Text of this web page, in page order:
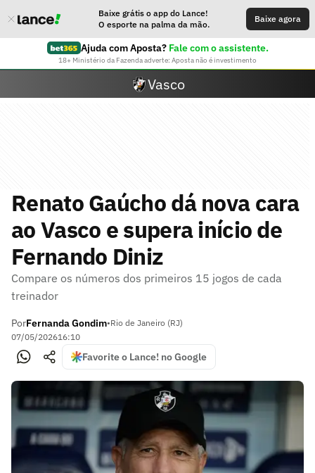
Baixe grátis o app do Lance!
O esporte na palma da mão.
Baixe agora
Ajuda com Aposta? Fale com o assistente.
18+ Ministério da Fazenda adverte: Aposta não é investimento
Vasco
Renato Gaúcho dá nova cara
ao Vasco e supera início de
Fernando Diniz
Compare os números dos primeiros 15 jogos de cada
treinador
PorFernanda Gondim•Rio de Janeiro (RJ)
07/05/202616:10
Favorite o Lance! no Google